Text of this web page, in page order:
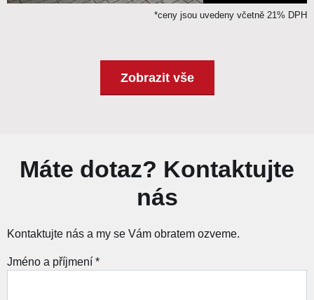
*ceny jsou uvedeny včetně 21% DPH
Zobrazit vše
Máte dotaz? Kontaktujte
nás
Kontaktujte nás a my se Vám obratem ozveme.
Jméno a příjmení *